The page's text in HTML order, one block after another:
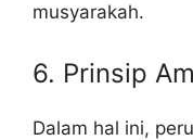
musyarakah.
6. Prinsip
Dalam hal ini,